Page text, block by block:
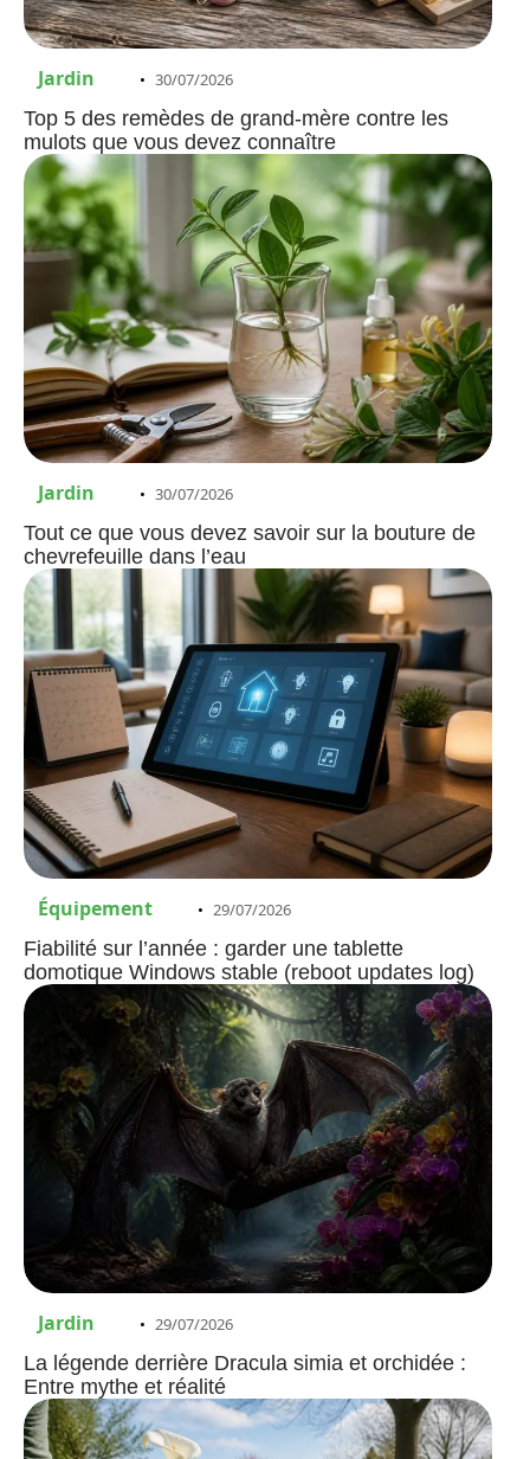
Jardin 30/07/2026
Top 5 des remèdes de grand-mère contre les
mulots que vous devez connaître
Jardin 30/07/2026
Tout ce que vous devez savoir sur la bouture de
chevrefeuille dans l’eau
Équipement 29/07/2026
Fiabilité sur l’année : garder une tablette
domotique Windows stable (reboot updates log)
Jardin 29/07/2026
La légende derrière Dracula simia et orchidée :
Entre mythe et réalité